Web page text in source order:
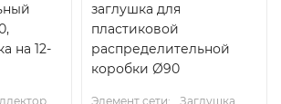
на 12-
заглушка для
пластиковой
распределительной
коробки Ø90
Элемент сети:
Заглушка